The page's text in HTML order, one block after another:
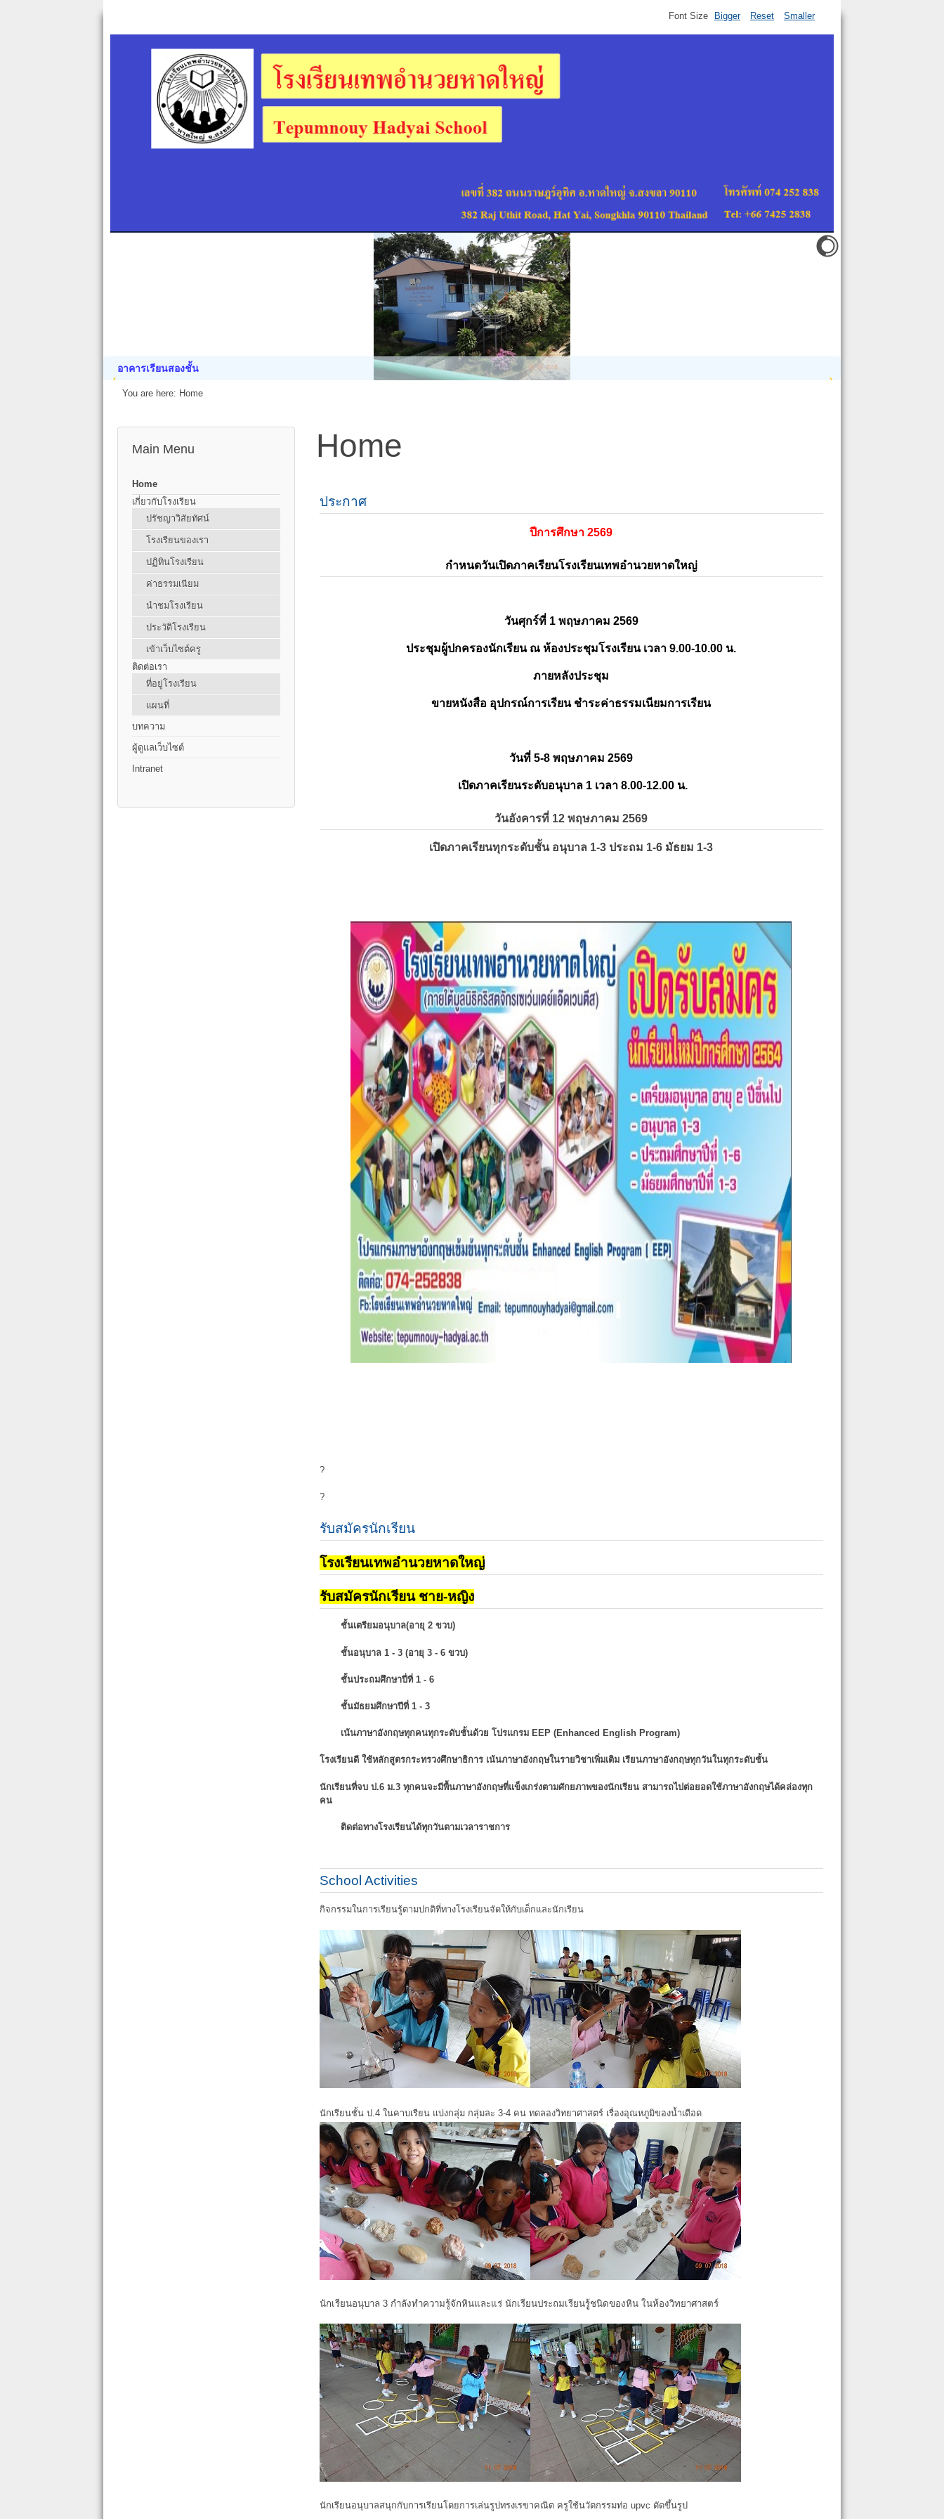
อาคารเรียนสองชั้น
Font Size Bigger Reset Smaller
You are here: Home
Main Menu
Home
เกี่ยวกับโรงเรียน
ปรัชญาวิสัยทัศน์
โรงเรียนของเรา
ปฏิทินโรงเรียน
ค่าธรรมเนียม
นำชมโรงเรียน
ประวัติโรงเรียน
เข้าเว็บไซต์ครู
ติดต่อเรา
ที่อยู่โรงเรียน
แผนที่
บทความ
ผู้ดูแลเว็บไซต์
Intranet
Home
ประกาศ
ปีการศึกษา 2569
กำหนดวันเปิดภาคเรียนโรงเรียนเทพอำนวยหาดใหญ่
วันศุกร์ที่ 1 พฤษภาคม 2569
ประชุมผู้ปกครองนักเรียน ณ ห้องประชุมโรงเรียน เวลา 9.00-10.00 น.
ภายหลังประชุม
ขายหนังสือ อุปกรณ์การเรียน ชำระค่าธรรมเนียมการเรียน
วันที่ 5-8 พฤษภาคม 2569
เปิดภาคเรียนระดับอนุบาล 1 เวลา 8.00-12.00 น.
วันอังคารที่ 12 พฤษภาคม 2569
เปิดภาคเรียนทุกระดับชั้น อนุบาล 1-3 ประถม 1-6 มัธยม 1-3
?
?
รับสมัครนักเรียน
โรงเรียนเทพอำนวยหาดใหญ่
รับสมัครนักเรียน ชาย-หญิง
ชั้นเตรียมอนุบาล(อายุ 2 ขวบ)
ชั้นอนุบาล 1 - 3 (อายุ 3 - 6 ขวบ)
ชั้นประถมศึกษาปี่ที่ 1 - 6
ชั้นมัธยมศึกษาปีที่ 1 - 3
เน้นภาษาอังกฤษทุกคนทุกระดับชั้นด้วย โปรแกรม EEP (Enhanced English Program)
โรงเรียนดี ใช้หลักสูตรกระทรวงศึกษาธิการ เน้นภาษาอังกฤษในรายวิชาเพิ่มเติม เรียนภาษาอังกฤษทุกวันในทุกระดับชั้น
นักเรียนที่จบ ป.6 ม.3 ทุกคนจะมีพื้นภาษาอังกฤษที่แข็งเกร่งตามศักยภาพของนักเรียน สามารถไปต่อยอดใช้ภาษาอังกฤษได้คล่องทุก
คน
ติดต่อทางโรงเรียนได้ทุกวันตามเวลาราชการ
School Activities
กิจกรรมในการเรียนรู้ตามปกติที่ทางโรงเรียนจัดให้กับเด็กและนักเรียน
นักเรียนชั้น ป.4 ในคาบเรียน แบ่งกลุ่ม กลุ่มละ 3-4 คน ทดลองวิทยาศาสตร์ เรื่องอุณหภูมิของน้ำเดือด
นักเรียนอนุบาล 3 กำลังทำความรู้จักหินและแร่ นักเรียนประถมเรียนรูู้ชนิดของหิน ในห้องวิทยาศาสตร์
นักเรียนอนุบาลสนุกกับการเรียนโดยการเล่นรูปทรงเรขาคณิต ครูใช้นวัตกรรมท่อ upvc ดัดขึ้นรูป